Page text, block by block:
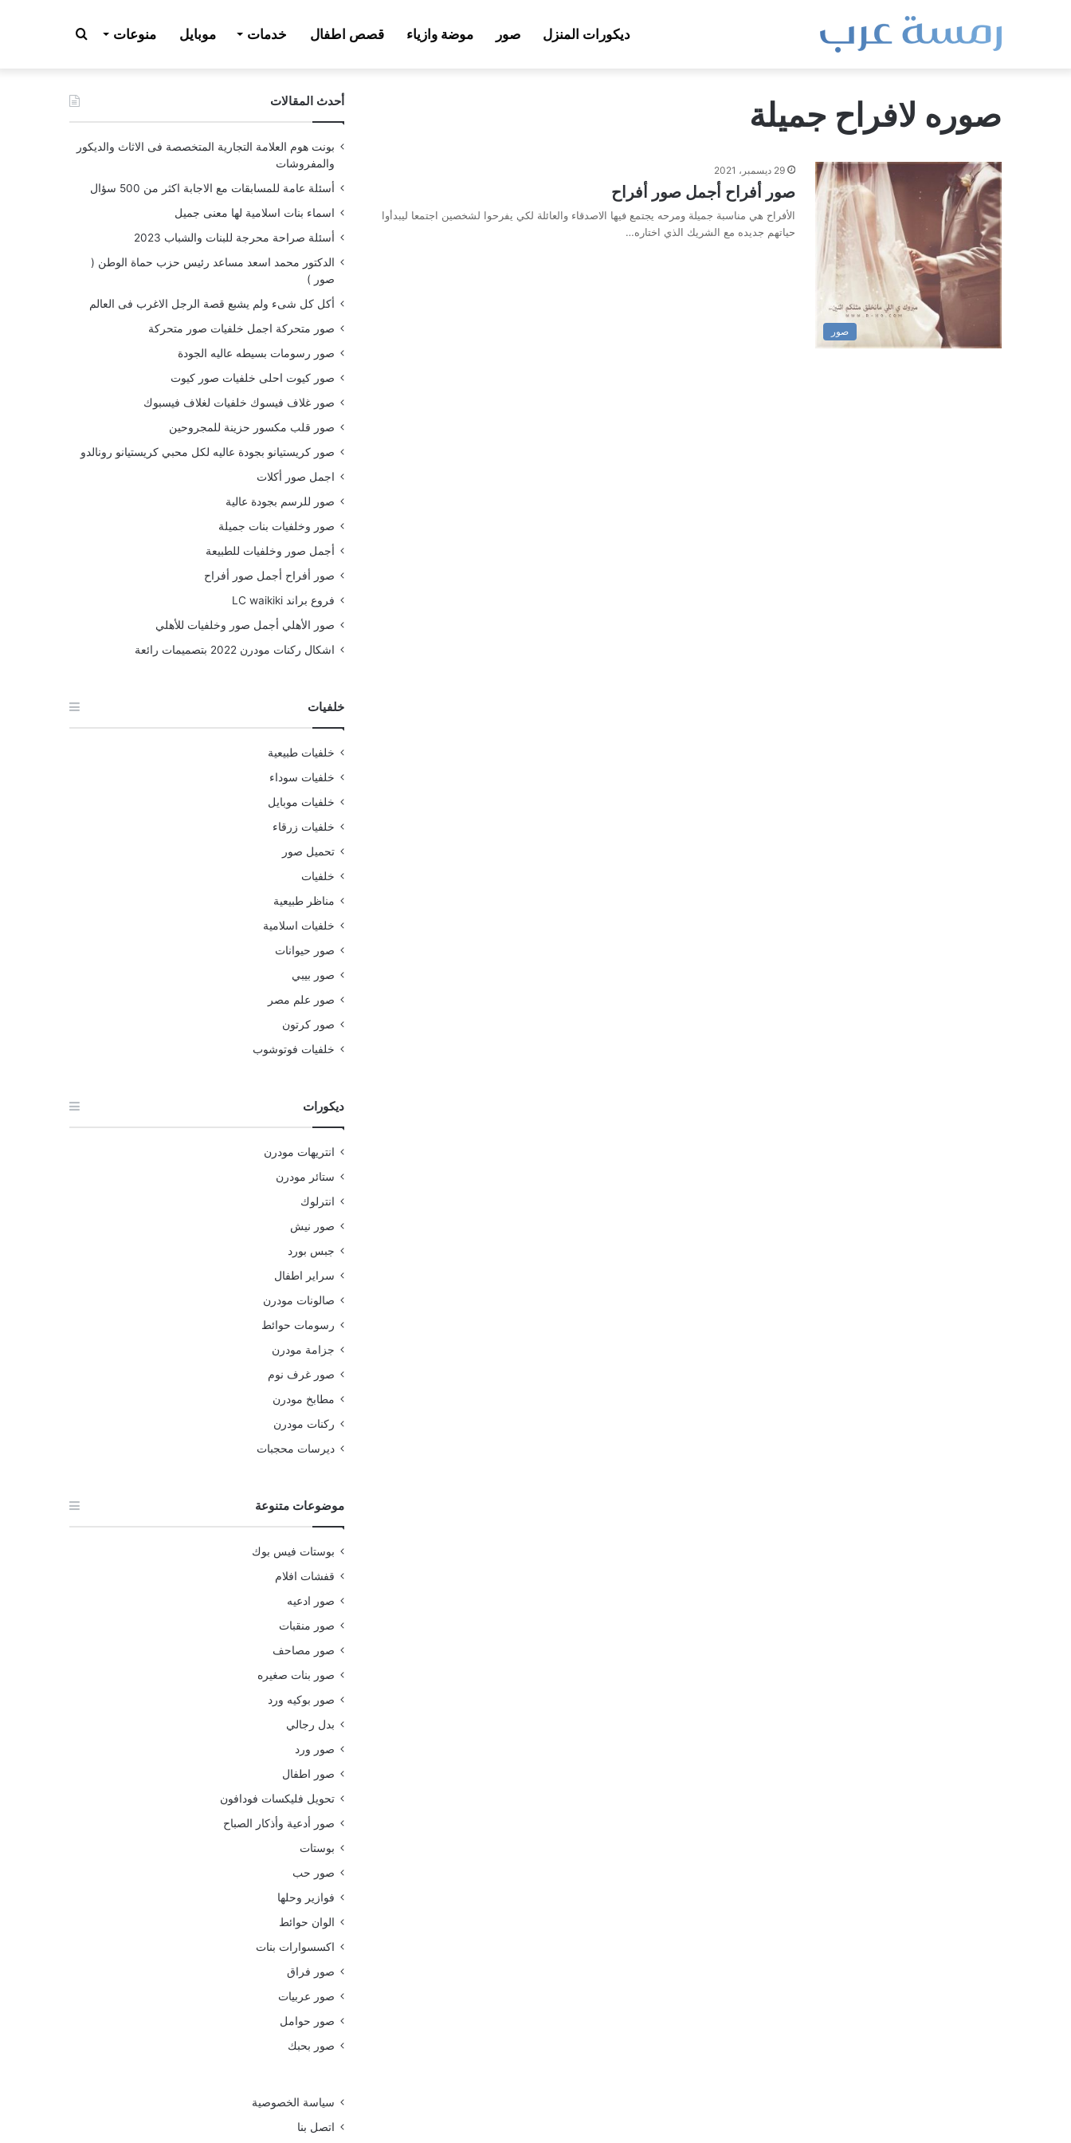
ديكورات المنزل صور موضة وازياء قصص اطفال خدمات موبايل منوعات بحث
عن صوره لافراح جميلة
صور
29 ديسمبر، 2021
صور أفراح أجمل صور أفراح
الأفراح هي مناسبة جميلة ومرحه يجتمع فيها الاصدقاء والعائلة لكي يفرحوا لشخصين اجتمعا ليبدأوا
حياتهم جديده مع الشريك الذي اختاره…
أحدث المقالات
بونت هوم العلامة التجارية المتخصصة فى الاثاث والديكور
والمفروشات
أسئلة عامة للمسابقات مع الاجابة اكثر من 500 سؤال
اسماء بنات اسلامية لها معنى جميل
أسئلة صراحة محرجة للبنات والشباب 2023
الدكتور محمد اسعد مساعد رئيس حزب حماة الوطن (
صور )
أكل كل شىء ولم يشبع قصة الرجل الاغرب فى العالم
صور متحركة اجمل خلفيات صور متحركة
صور رسومات بسيطه عاليه الجودة
صور كيوت احلى خلفيات صور كيوت
صور غلاف فيسوك خلفيات لغلاف فيسبوك
صور قلب مكسور حزينة للمجروحين
صور كريستيانو بجودة عاليه لكل محبي كريستيانو رونالدو
اجمل صور أكلات
صور للرسم بجودة عالية
صور وخلفيات بنات جميلة
أجمل صور وخلفيات للطبيعة
صور أفراح أجمل صور أفراح
فروع براند LC waikiki
صور الأهلي أجمل صور وخلفيات للأهلي
اشكال ركنات مودرن 2022 بتصميمات رائعة
خلفيات
خلفيات طبيعية
خلفيات سوداء
خلفيات موبايل
خلفيات زرقاء
تحميل صور
خلفيات
مناظر طبيعية
خلفيات اسلامية
صور حيوانات
صور بيبي
صور علم مصر
صور كرتون
خلفيات فوتوشوب
ديكورات
انتريهات مودرن
ستائر مودرن
انترلوك
صور نيش
جبس بورد
سراير اطفال
صالونات مودرن
رسومات حوائط
جزامة مودرن
صور غرف نوم
مطابخ مودرن
ركنات مودرن
ديرسات محجبات
موضوعات متنوعة
بوستات فيس بوك
قفشات افلام
صور ادعيه
صور منقبات
صور مصاحف
صور بنات صغيره
صور بوكيه ورد
بدل رجالي
صور ورد
صور اطفال
تحويل فليكسات فودافون
صور أدعية وأذكار الصباح
بوستات
صور حب
فوازير وحلها
الوان حوائط
اكسسوارات بنات
صور فراق
صور عربيات
صور حوامل
صور بحبك
سياسة الخصوصية
اتصل بنا